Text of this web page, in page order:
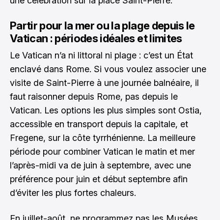
Partir pour la mer ou la plage depuis le
Vatican : périodes idéales et limites
Le Vatican n’a ni littoral ni plage : c’est un État
enclavé dans Rome. Si vous voulez associer une
visite de Saint-Pierre à une journée balnéaire, il
faut raisonner depuis Rome, pas depuis le
Vatican. Les options les plus simples sont Ostia,
accessible en transport depuis la capitale, et
Fregene, sur la côte tyrrhénienne. La meilleure
période pour combiner Vatican le matin et mer
l’après-midi va de juin à septembre, avec une
préférence pour juin et début septembre afin
d’éviter les plus fortes chaleurs.